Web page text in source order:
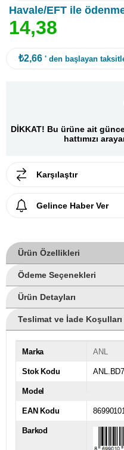
Havale/EFT ile
14,38
₺2,66 ' den başlayan
DİKKAT! Bu ürüne ait
hattımızı
Karşılaştır
Gelince Haber Ver
Ürün Özellikleri
Ödeme Seçenekleri
Ürün Detayları
Teslimat ve İade Koşulları
Marka ANL
Stok Kodu
Model
EAN Kodu
Barkod